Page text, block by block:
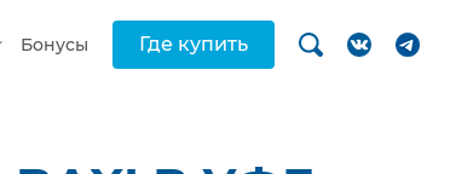
Бонусы Где купить